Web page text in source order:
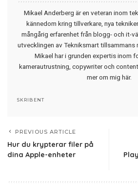
Mikael Anderberg är en veteran inom
kännedom kring tillverkare, nya
mångårig erfarenhet från blogg- och it-
utvecklingen av Tekniksmart tillsammans
Mikael har i grunden expertis inom
kamerautrustning, copywriter och content
mer om mig här.
SKRIBENT
PREVIOUS ARTICLE
Hur du krypterar filer på
dina Apple-enheter